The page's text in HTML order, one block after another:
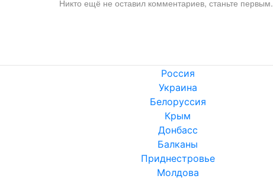
Никто ещё не оставил комментариев, станьте первым.
Россия
Украина
Белоруссия
Крым
Донбасс
Балканы
Приднестровье
Молдова